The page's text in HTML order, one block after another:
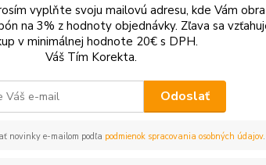
Upresniť parametre
Od
vyplňte svoju mailovú adresu, kde Vám
na 3% z hodnoty objednávky. Zľava sa
v minimálnej hodnote 20€ s DPH.
Váš Tím Korekta.
Odoslať
novinky e-mailom podľa podmienok spracovania osobných údajov.